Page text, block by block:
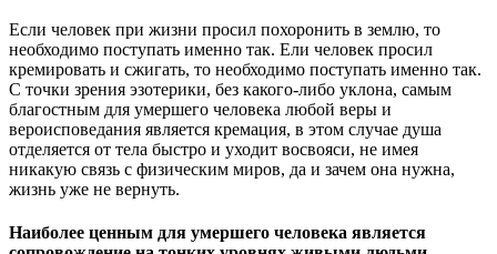
Если человек при жизни просил похоронить в землю, то
необходимо поступать именно так. Ели человек просил
кремировать и сжигать, то необходимо поступать именно так.
С точки зрения эзотерики, без какого-либо уклона, самым
благостным для умершего человека любой веры и
вероисповедания является кремация, в этом случае душа
отделяется от тела быстро и уходит восвояси, не имея
никакую связь с физическим миров, да и зачем она нужна,
жизнь уже не вернуть.
Наиболее ценным для умершего человека является